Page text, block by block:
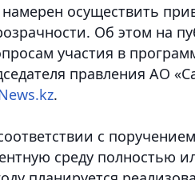
осуществить
Об этом на
участия в
правления АО
.
с
среду полностью